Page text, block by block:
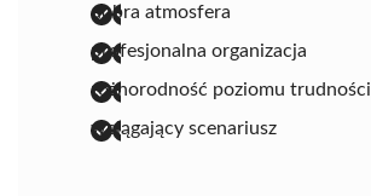
dobra atmosfera
profesjonalna organizacja
różnorodność poziomu trudności
wciągający scenariusz